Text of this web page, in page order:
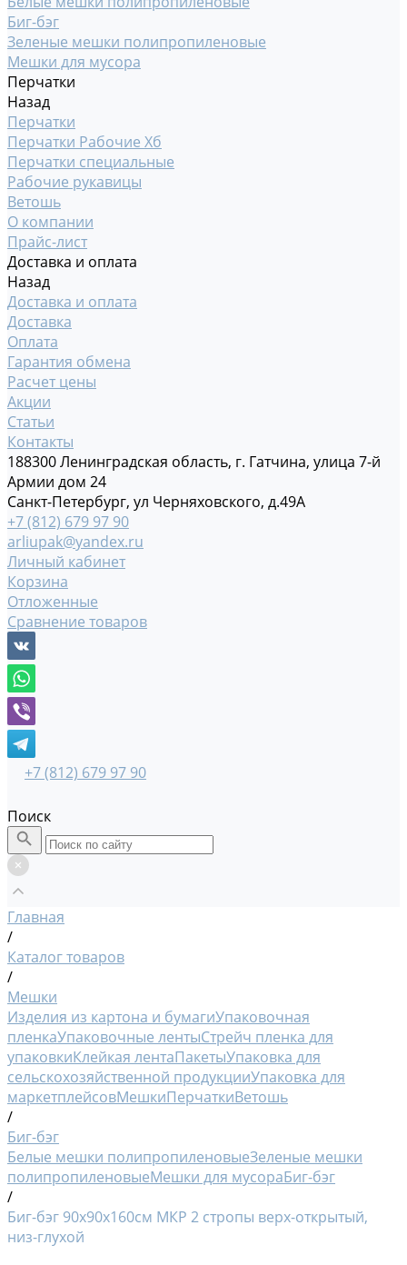
Биг-бэг
Зеленые мешки полипропиленовые
Мешки для мусора
Перчатки
Назад
Перчатки
Перчатки Рабочие Хб
Перчатки специальные
Рабочие рукавицы
Ветошь
О компании
Прайс-лист
Доставка и оплата
Назад
Доставка и оплата
Доставка
Оплата
Гарантия обмена
Расчет цены
Акции
Статьи
Контакты
188300 Ленинградская область, г. Гатчина, улица 7-й
Армии дом 24
Санкт-Петербург, ул Черняховского, д.49А
+7 (812) 679 97 90
arliupak@yandex.ru
Личный кабинет
Корзина
Отложенные
Сравнение товаров
+7 (812) 679 97 90
Поиск
Главная
/
Каталог товаров
/
Мешки
Изделия из картона и бумагиУпаковочная
пленкаУпаковочные лентыСтрейч пленка для
упаковкиКлейкая лентаПакетыУпаковка для
сельскохозяйственной продукцииУпаковка для
маркетплейсовМешкиПерчаткиВетошь
/
Биг-бэг
Белые мешки полипропиленовыеЗеленые мешки
полипропиленовыеМешки для мусораБиг-бэг
/
Биг-бэг 90х90х160см МКР 2 стропы верх-открытый,
низ-глухой